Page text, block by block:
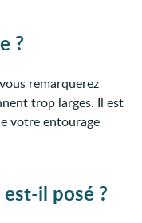
?
remarquerez
trop larges. Il est
votre entourage
il posé ?